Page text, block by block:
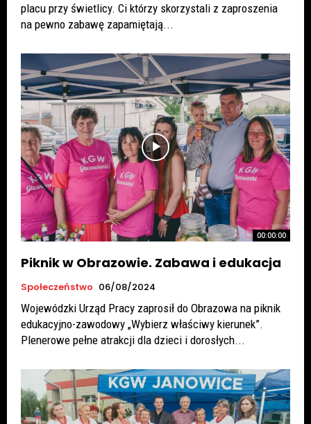
placu przy świetlicy. Ci którzy skorzystali z zaproszenia
na pewno zabawę zapamiętają...
00:00:00
Piknik w Obrazowie. Zabawa i edukacja
Społeczeństwo 06/08/2024
Wojewódzki Urząd Pracy zaprosił do Obrazowa na piknik
edukacyjno-zawodowy „Wybierz właściwy kierunek”.
Plenerowe pełne atrakcji dla dzieci i dorosłych...